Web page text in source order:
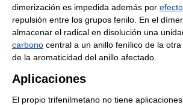
dimerización es impedida además por
repulsión entre los grupos fenilo. En el
almacenar el radical en disolución una
carbono central a un anillo fenílico de la
de la aromaticidad del anillo afectado.
Aplicaciones
El propio trifenilmetano no tiene